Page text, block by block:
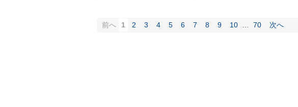
前へ 1 2 3 4 5 6 7 8 9 10 70 次へ